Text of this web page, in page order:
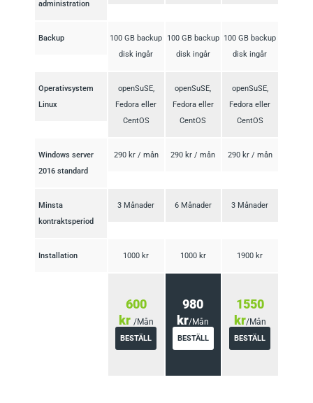
administration
Backup
100 GB backup
disk ingår
100 GB backup
disk ingår
100 GB backup
disk ingår
Operativsystem
Linux
openSuSE,
Fedora eller
CentOS
openSuSE,
Fedora eller
CentOS
openSuSE,
Fedora eller
CentOS
Windows server
2016 standard
290 kr / mån 290 kr / mån 290 kr / mån
Minsta
kontraktsperiod
3 Månader 6 Månader 3 Månader
Installation 1000 kr 1000 kr 1900 kr
600
kr /Mån
BESTÄLL
980
kr/Mån
BESTÄLL
1550
kr/Mån
BESTÄLL